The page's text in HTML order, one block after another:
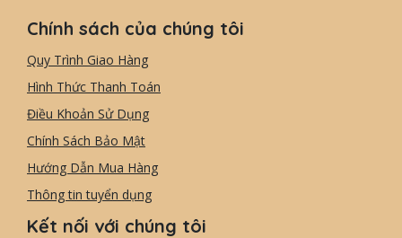
Chính sách của chúng tôi
Quy Trình Giao Hàng
Hình Thức Thanh Toán
Điều Khoản Sử Dụng
Chính Sách Bảo Mật
Hướng Dẫn Mua Hàng
Thông tin tuyển dụng
Kết nối với chúng tôi